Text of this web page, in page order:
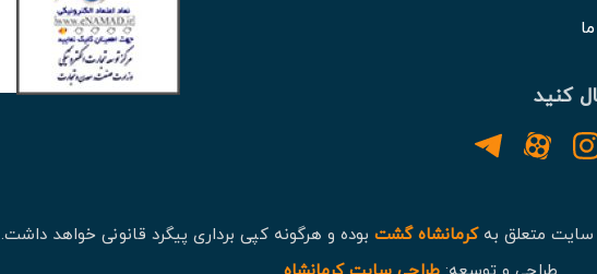
کنید
سایت متعلق بهکرمانشاه گشت بوده و هرگونه کپی برداری پیگرد قانونی خواهد داشت.